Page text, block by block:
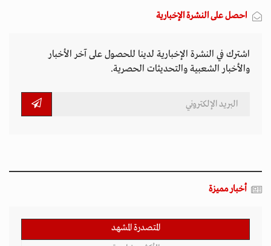
احصل على النشرة الإخبارية
اشترك في النشرة الإخبارية لدينا للحصول على آخر الأخبار
والأخبار الشعبية والتحديثات الحصرية.
أخبار مميزة
المتصدرة المشهد